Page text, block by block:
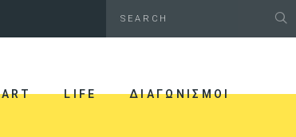
ART LIFE ΔΙΑΓΩΝΙΣΜΟΙ